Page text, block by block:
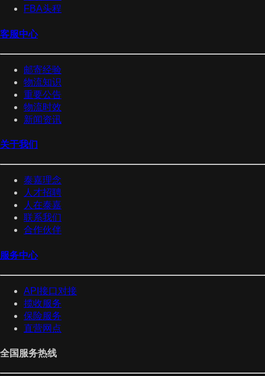
FBA头程
客服中心
邮寄经验
物流知识
重要公告
物流时效
新闻资讯
关于我们
泰嘉理念
人才招聘
人在泰嘉
联系我们
合作伙伴
服务中心
API接口对接
揽收服务
保险服务
直营网点
全国服务热线